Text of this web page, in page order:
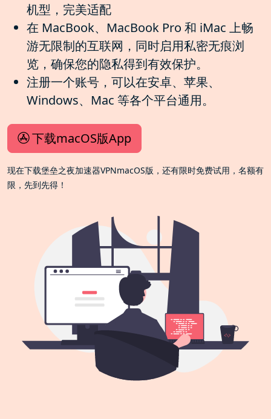
机型，完美适配
在 MacBook、MacBook Pro 和 iMac 上畅
游无限制的互联网，同时启用私密无痕浏
览，确保您的隐私得到有效保护。
注册一个账号，可以在安卓、苹果、
Windows、Mac 等各个平台通用。
下载macOS版App
现在下载堡垒之夜加速器VPNmacOS版，还有限时免费试用，名额有
限，先到先得！